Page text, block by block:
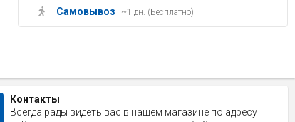
Самовывоз ~1 дн. (Бесплатно)
Контакты
Всегда рады видеть вас в нашем магазине по адресу